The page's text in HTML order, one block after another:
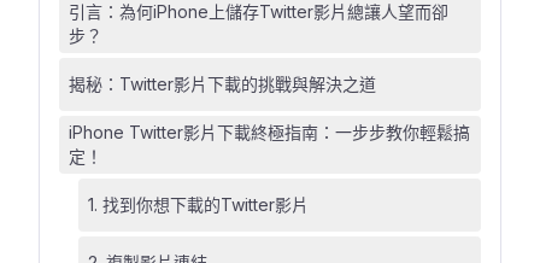
引言：為何iPhone上儲存Twitter影片總讓人望而卻
步？
揭秘：Twitter影片下載的挑戰與解決之道
iPhone Twitter影片下載終極指南：一步步教你輕鬆搞
定！
1. 找到你想下載的Twitter影片